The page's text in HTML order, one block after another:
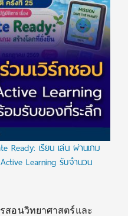
Ready: เรียน เล่น ผ่านเกม
Learning รับจำนวน
วิทยาศาสตร์และ